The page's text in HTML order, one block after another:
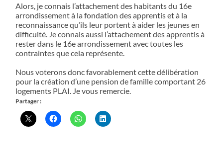
Alors, je connais l’attachement des habitants du 16e
arrondissement à la fondation des apprentis et à la
reconnaissance qu’ils leur portent à aider les jeunes en
difficulté. Je connais aussi l’attachement des apprentis à
rester dans le 16e arrondissement avec toutes les
contraintes que cela représente.
Nous voterons donc favorablement cette délibération
pour la création d’une pension de famille comportant 26
logements PLAI. Je vous remercie.
Partager :